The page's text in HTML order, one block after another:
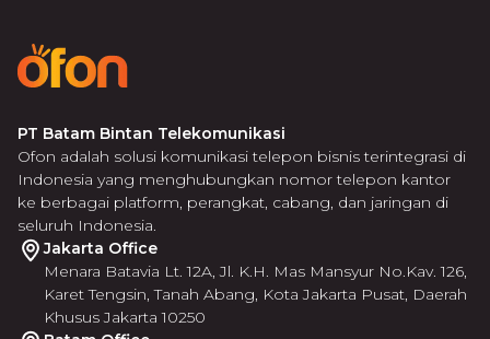
PT Batam Bintan Telekomunikasi
Ofon adalah solusi komunikasi telepon bisnis terintegrasi di
Indonesia yang menghubungkan nomor telepon kantor
ke berbagai platform, perangkat, cabang, dan jaringan di
seluruh Indonesia.
Jakarta Office
Menara Batavia Lt. 12A, Jl. K.H. Mas Mansyur No.Kav. 126,
Karet Tengsin, Tanah Abang, Kota Jakarta Pusat, Daerah
Khusus Jakarta 10250